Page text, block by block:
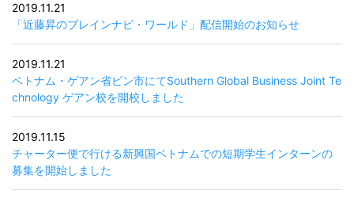
2019.11.21
「近藤昇のブレインナビ・ワールド」配信開始のお知らせ
2019.11.21
ベトナム・ゲアン省ビン市にてSouthern Global Business Joint Te
chnology ゲアン校を開校しました
2019.11.15
チャーター便で行ける新興国ベトナムでの短期学生インターンの
募集を開始しました